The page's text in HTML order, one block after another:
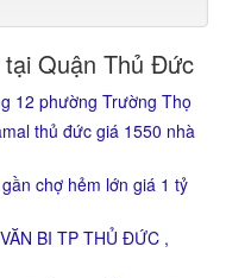
Quận Thủ Đức
12 phường Trường Thọ
thủ đức giá 1550 nhà
chợ hẻm lớn giá 1 tỷ
BI TP THỦ ĐỨC ,